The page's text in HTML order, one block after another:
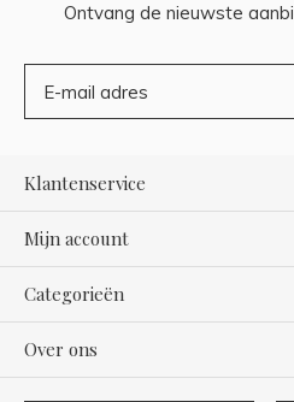
Ontvang de nieuwste
Klantenservice
Mijn account
Categorieën
Over ons